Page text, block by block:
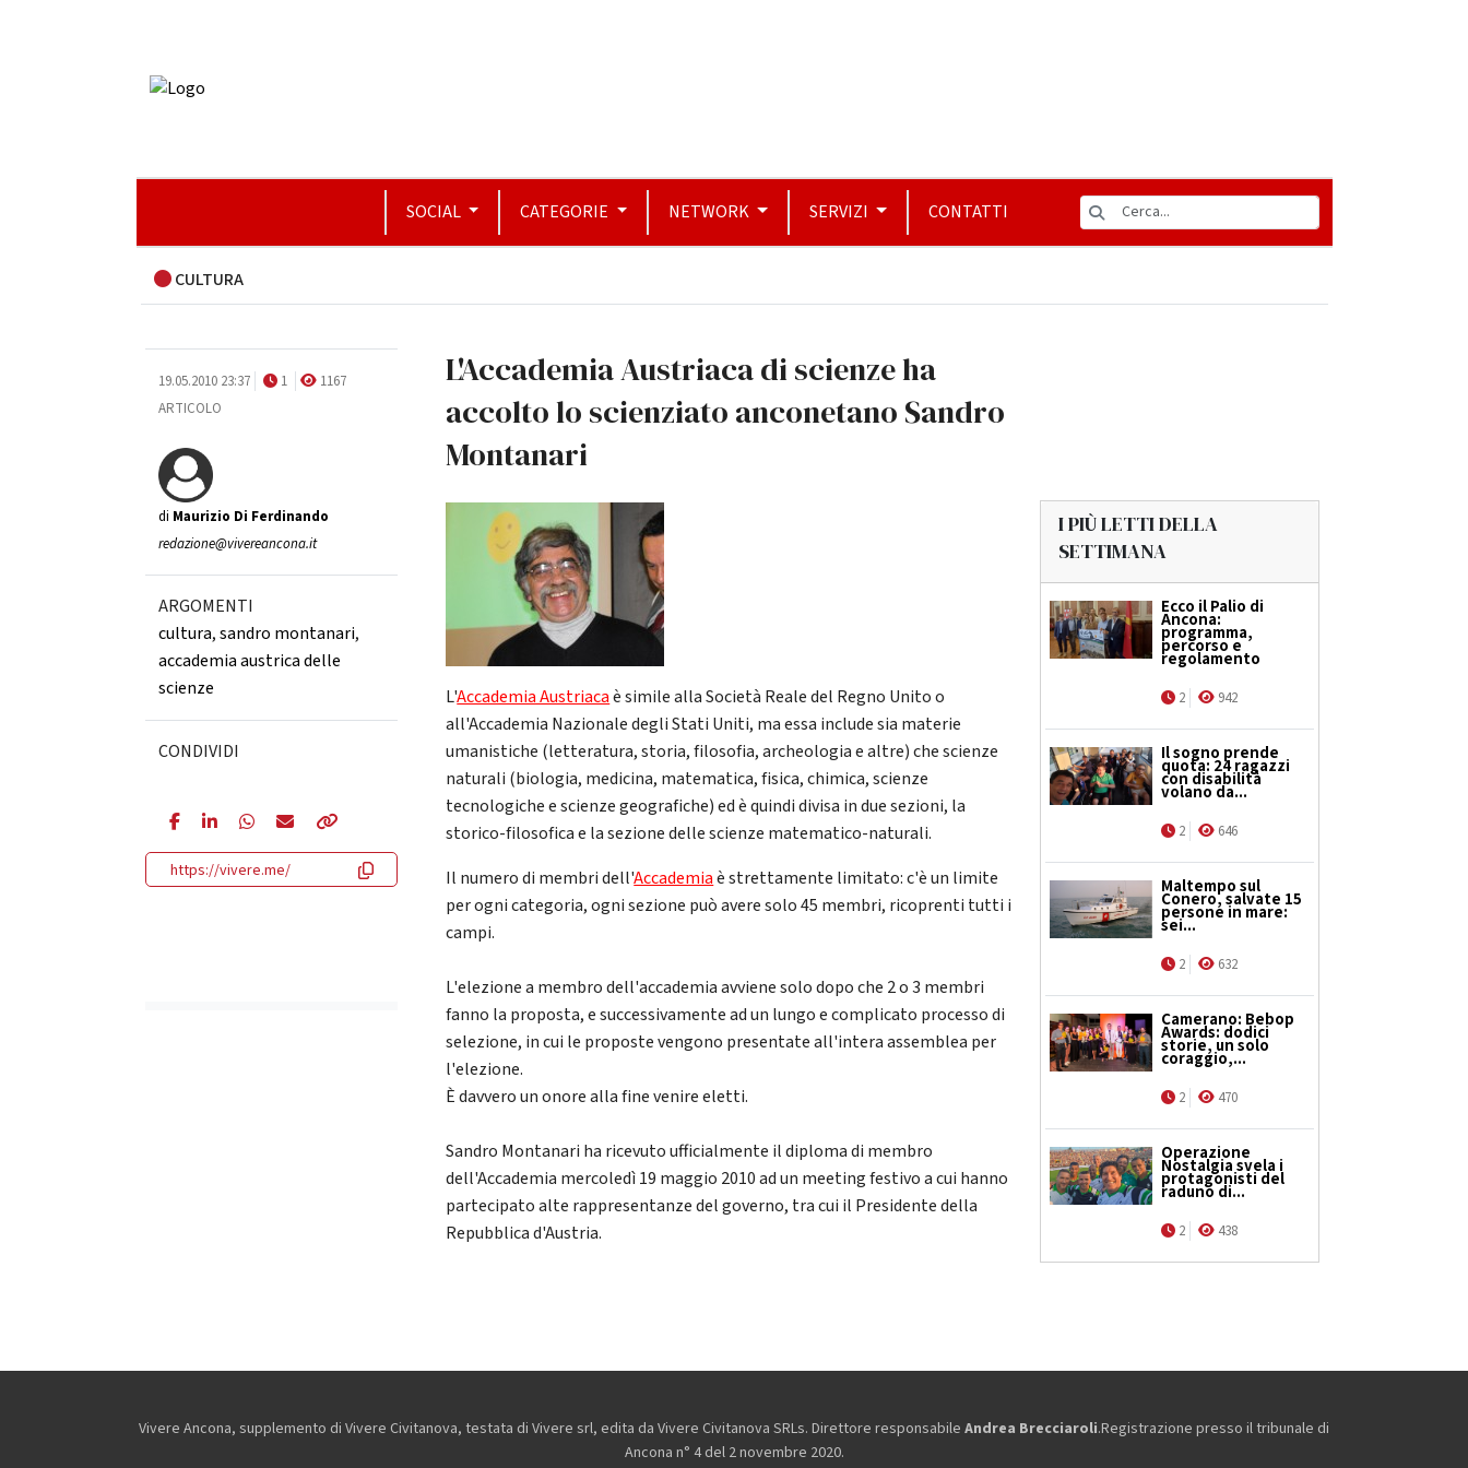
SOCIAL CATEGORIE NETWORK SERVIZI CONTATTI
CULTURA
19.05.2010 23:37 1
1167
ARTICOLO
di Maurizio Di Ferdinando
redazione@vivereancona.it
ARGOMENTI
cultura,sandro montanari,
accademia austrica delle
scienze
CONDIVIDI
https://vivere.me/
L'Accademia Austriaca di scienze ha
accolto lo scienziato anconetano Sandro
Montanari
L'Accademia Austriacaè simile alla Società Reale del Regno Unito o
all'Accademia Nazionale degli Stati Uniti, ma essa include sia materie
umanistiche (letteratura, storia, filosofia, archeologia e altre) che scienze
naturali (biologia, medicina, matematica, fisica, chimica, scienze
tecnologiche e scienze geografiche) ed è quindi divisa in due sezioni, la
storico-filosofica e la sezione delle scienze matematico-naturali.
Il numero di membri dell'Accademiaè strettamente limitato: c'è un limite
per ogni categoria, ogni sezione può avere solo 45 membri, ricoprenti tutti i
campi.
L'elezione a membro dell'accademia avviene solo dopo che 2 o 3 membri
fanno la proposta, e successivamente ad un lungo e complicato processo di
selezione, in cui le proposte vengono presentate all'intera assemblea per
l'elezione.
È davvero un onore alla fine venire eletti.
Sandro Montanari ha ricevuto ufficialmente il diploma di membro
dell'Accademia mercoledì 19 maggio 2010 ad un meeting festivo a cui hanno
partecipato alte rappresentanze del governo, tra cui il Presidente della
Repubblica d'Austria.
I PIÙ LETTI DELLA
SETTIMANA
Ecco il Palio di
Ancona:
programma,
percorso e
regolamento
2 942
Il sogno prende
quota: 24 ragazzi
con disabilità
volano da...
2 646
Maltempo sul
Conero, salvate 15
persone in mare:
sei...
2 632
Camerano: Bebop
Awards: dodici
storie, un solo
coraggio,...
2 470
Operazione
Nostalgia svela i
protagonisti del
raduno di...
2 438
Vivere Ancona, supplemento di Vivere Civitanova, testata di Vivere srl, edita da Vivere Civitanova SRLs. Direttore responsabile Andrea Brecciaroli.Registrazione presso il tribunale di
Ancona n° 4 del 2 novembre 2020.